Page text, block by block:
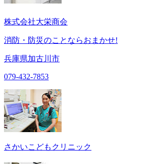
株式会社大栄商会
消防・防災のことならおまかせ!
兵庫県加古川市
079-432-7853
さかいこどもクリニック